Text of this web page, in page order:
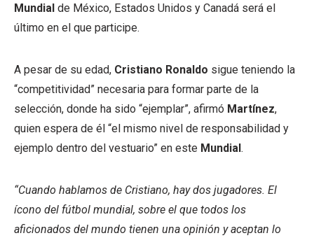
Mundial de México, Estados Unidos y Canadá será el
último en el que participe.
A pesar de su edad, Cristiano Ronaldo sigue teniendo la
“competitividad” necesaria para formar parte de la
selección, donde ha sido “ejemplar”, afirmó Martínez,
quien espera de él “el mismo nivel de responsabilidad y
ejemplo dentro del vestuario” en este Mundial.
“Cuando hablamos de Cristiano, hay dos jugadores. El
ícono del fútbol mundial, sobre el que todos los
aficionados del mundo tienen una opinión y aceptan lo